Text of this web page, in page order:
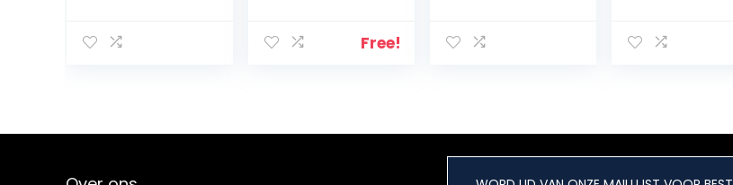
gehaakte
meisjes jongens
Free!
peuter maat 1-2
Foto Prop Voor